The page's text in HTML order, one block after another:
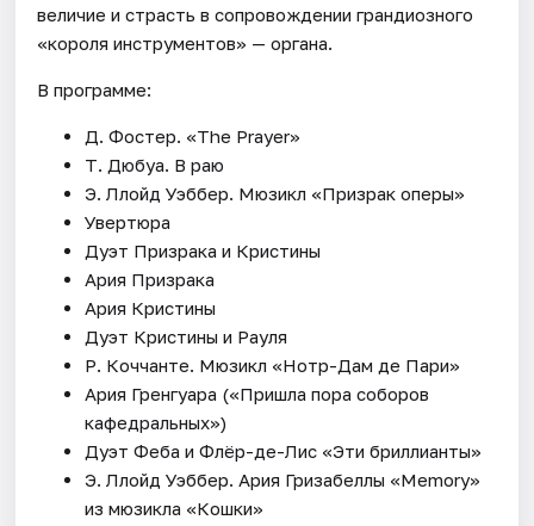
величие и страсть в сопровождении грандиозного
«короля инструментов» — органа.
В программе:
Д. Фостер. «The Prayer»
Т. Дюбуа. В раю
Э. Ллойд Уэббер. Мюзикл «Призрак оперы»
Увертюра
Дуэт Призрака и Кристины
Ария Призрака
Ария Кристины
Дуэт Кристины и Рауля
Р. Коччанте. Мюзикл «Нотр-Дам де Пари»
Ария Гренгуара («Пришла пора соборов
кафедральных»)
Дуэт Феба и Флёр-де-Лис «Эти бриллианты»
Э. Ллойд Уэббер. Ария Гризабеллы «Memory»
из мюзикла «Кошки»